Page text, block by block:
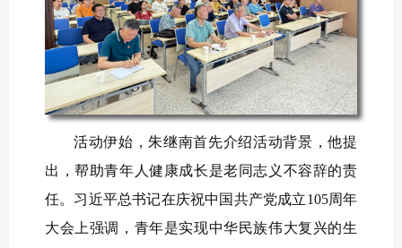
活动伊始，朱继南首先介绍活动背景，他提
出，帮助青年人健康成长是老同志义不容辞的责
任。习近平总书记在庆祝中国共产党成立105周年
大会上强调，青年是实现中华民族伟大复兴的生